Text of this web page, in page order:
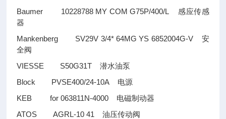
Baumer 10228788 MY COM G75P/400/L感应传感
器
Mankenberg SV29V 3/4* 64MG YS 6852004G-V 安
全阀
VIESSE S50G31T潜水油泵
Block PVSE400/24-10A 电源
KEB for 063811N-4000 电磁制动器
ATOS AGRL-10 41油压传动阀